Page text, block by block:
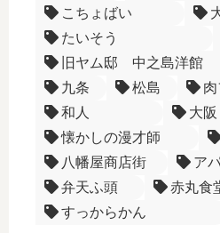
こちょばい
たいそう
旧ヤム邸 中之島洋館
九条
松島 肉
和人
大
懐かしの漫才師
八幡屋商店街
ア
弁天ふ頭
赤丸食
すっからかん